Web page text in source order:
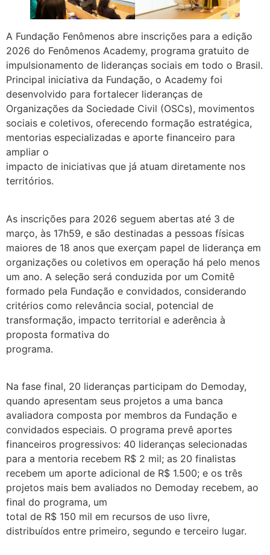
A Fundação Fenômenos abre inscrições para a edição
2026 do Fenômenos Academy, programa gratuito de
impulsionamento de lideranças sociais em todo o Brasil.
Principal iniciativa da Fundação, o Academy foi
desenvolvido para fortalecer lideranças de
Organizações da Sociedade Civil (OSCs), movimentos
sociais e coletivos, oferecendo formação estratégica,
mentorias especializadas e aporte financeiro para
ampliar o
impacto de iniciativas que já atuam diretamente nos
territórios.
As inscrições para 2026 seguem abertas até 3 de
março, às 17h59, e são destinadas a pessoas físicas
maiores de 18 anos que exerçam papel de liderança em
organizações ou coletivos em operação há pelo menos
um ano. A seleção será conduzida por um Comitê
formado pela Fundação e convidados, considerando
critérios como relevância social, potencial de
transformação, impacto territorial e aderência à
proposta formativa do
programa.
Na fase final, 20 lideranças participam do Demoday,
quando apresentam seus projetos a uma banca
avaliadora composta por membros da Fundação e
convidados especiais. O programa prevê aportes
financeiros progressivos: 40 lideranças selecionadas
para a mentoria recebem R$ 2 mil; as 20 finalistas
recebem um aporte adicional de R$ 1.500; e os três
projetos mais bem avaliados no Demoday recebem, ao
final do programa, um
total de R$ 150 mil em recursos de uso livre,
distribuídos entre primeiro, segundo e terceiro lugar.